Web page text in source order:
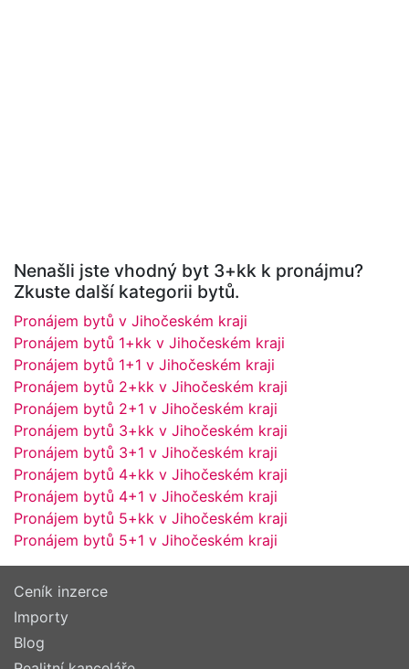
Nenašli jste vhodný byt 3+kk k pronájmu?
Zkuste další kategorii bytů.
Pronájem bytů v Jihočeském kraji
Pronájem bytů 1+kk v Jihočeském kraji
Pronájem bytů 1+1 v Jihočeském kraji
Pronájem bytů 2+kk v Jihočeském kraji
Pronájem bytů 2+1 v Jihočeském kraji
Pronájem bytů 3+kk v Jihočeském kraji
Pronájem bytů 3+1 v Jihočeském kraji
Pronájem bytů 4+kk v Jihočeském kraji
Pronájem bytů 4+1 v Jihočeském kraji
Pronájem bytů 5+kk v Jihočeském kraji
Pronájem bytů 5+1 v Jihočeském kraji
Ceník inzerce
Importy
Blog